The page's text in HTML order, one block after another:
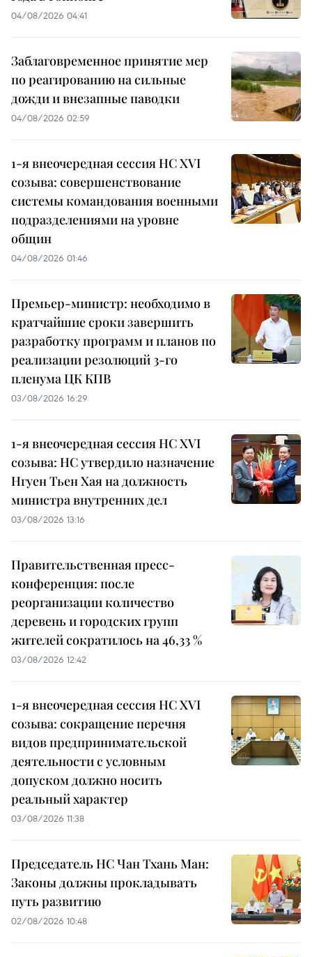
04/08/2026 04:41
Заблаговременное принятие мер
по реагированию на сильные
дожди и внезапные паводки
04/08/2026 02:59
1-я внеочередная сессия НС XVI
созыва: совершенствование
системы командования военными
подразделениями на уровне
общин
04/08/2026 01:46
Премьер-министр: необходимо в
кратчайшие сроки завершить
разработку программ и планов по
реализации резолюций 3-го
пленума ЦК КПВ
03/08/2026 16:29
1-я внеочередная сессия НС XVI
созыва: НС утвердило назначение
Нгуен Тьен Хая на должность
министра внутренних дел
03/08/2026 13:16
Правительственная пресс-
конференция: после
реорганизации количество
деревень и городских групп
жителей сократилось на 46,33 %
03/08/2026 12:42
1-я внеочередная сессия НС XVI
созыва: сокращение перечня
видов предпринимательской
деятельности с условным
допуском должно носить
реальный характер
03/08/2026 11:38
Председатель НС Чан Тхань Ман:
Законы должны прокладывать
путь развитию
02/08/2026 10:48